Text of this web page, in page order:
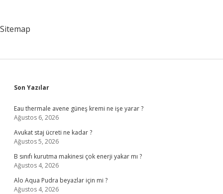
Sitemap
Sidebar
Son Yazılar
Eau thermale avene güneş kremi ne işe yarar ?
Ağustos 6, 2026
Avukat staj ücreti ne kadar ?
Ağustos 5, 2026
B sınıfı kurutma makinesi çok enerji yakar mı ?
Ağustos 4, 2026
Alo Aqua Pudra beyazlar için mi ?
Ağustos 4, 2026